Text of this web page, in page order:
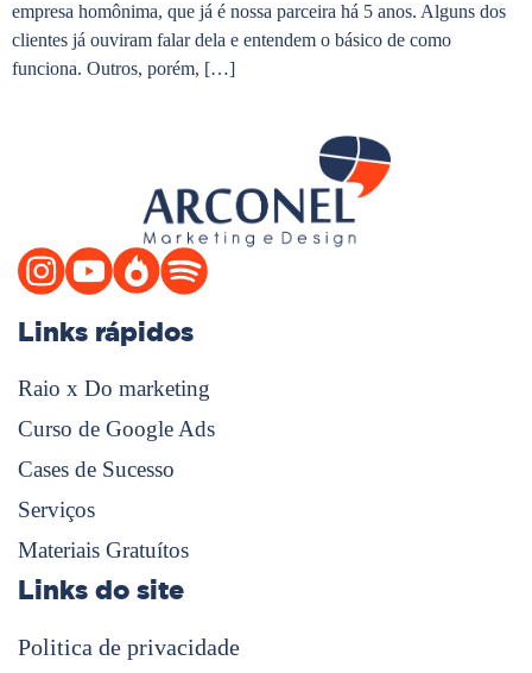
empresa homônima, que já é nossa parceira há 5 anos. Alguns dos
clientes já ouviram falar dela e entendem o básico de como
funciona. Outros, porém, […]
Links rápidos
Raio x Do marketing
Curso de Google Ads
Cases de Sucesso
Serviços
Materiais Gratuítos
Links do site
Politica de privacidade